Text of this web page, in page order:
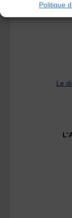
Politique
Le